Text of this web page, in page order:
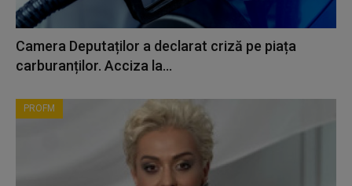
Camera Deputaților a declarat criză pe piața
carburanților. Acciza la...
PROFM